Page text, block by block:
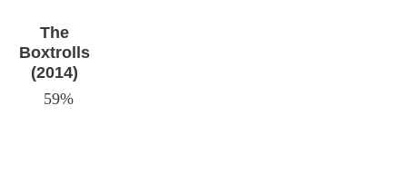
The
Boxtrolls
(2014)
59%